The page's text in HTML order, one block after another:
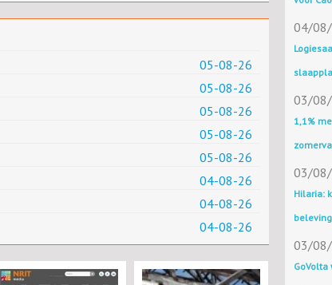
05-08-26
05-08-26
05-08-26
05-08-26
05-08-26
04-08-26
04-08-26
04-08-26
04/
03/
1,1%
03/
Hilaria:
03/